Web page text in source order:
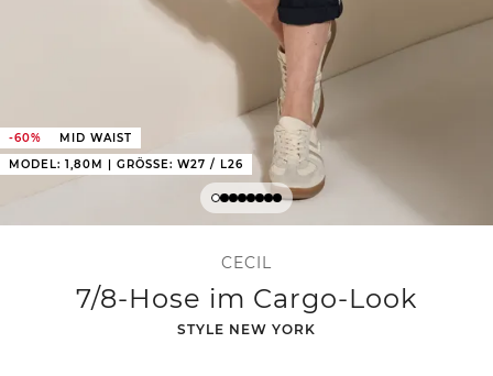
-60%
MID WAIST
MODEL: 1,80M | GRÖSSE: W27 / L26
CECIL
7/8-Hose im Cargo-Look
-
STYLE NEW YORK